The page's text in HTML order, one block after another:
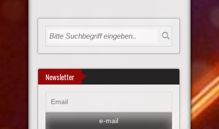
Newsletter